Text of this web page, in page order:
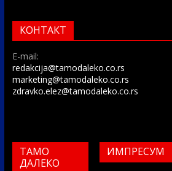
КОНТАКТ
E-mail:
redakcija@tamodaleko.co.rs
marketing@tamodaleko.co.rs
zdravko.elez@tamodaleko.co.rs
ТАМО
ДАЛЕКО
ИМПРЕСУМ